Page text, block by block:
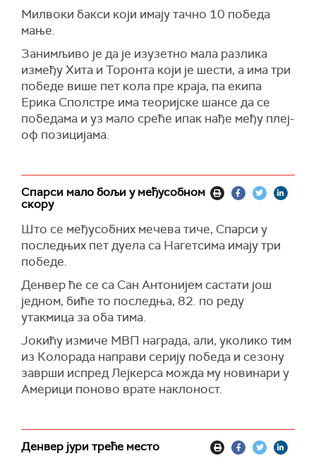
Милвоки бакси који имају тачно 10 победа
мање.
Занимљиво је да је изузетно мала разлика
између Хита и Торонта који је шести, а има три
победе више пет кола пре краја, па екипа
Ерика Сполстре има теоријске шансе да се
победама и уз мало среће ипак нађе међу плеј-
оф позицијама.
Спарси мало бољи у међусобном
скору
Што се међусобних мечева тиче, Спарси у
последњих пет дуела са Нагетсима имају три
победе.
Денвер ће се са Сан Антонијем састати још
једном, биће то последња, 82. по реду
утакмица за оба тима.
Јокићу измиче МВП награда, али, уколико тим
из Колорада направи серију победа и сезону
заврши испред Лејкерса можда му новинари у
Америци поново врате наклоност.
Денвер јури треће место